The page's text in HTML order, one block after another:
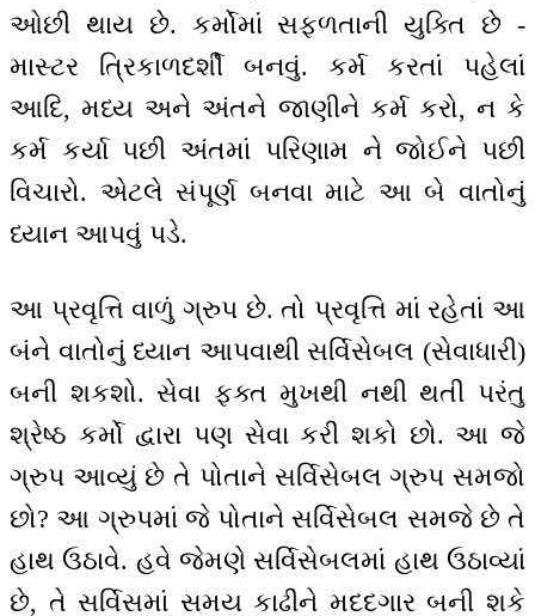
ઓછી થાય છે. કર્મોમાં સફળતાની યુક્તિ છે -
માસ્ટર ત્રિકાળદર્શી બનવું. કર્મ કરતાં પહેલાં
આદિ, મધ્ય અને અંતને જાણીને કર્મ કરો, ન કે
કર્મ કર્યા પછી અંતમાં પરિણામ ને જોઈને પછી
વિચારો. એટલે સંપૂર્ણ બનવા માટે આ બે વાતોનું
ધ્યાન આપવું પડે.
આ પ્રવૃત્તિ વાળું ગ્રુપ છે. તો પ્રવૃત્તિ માં રહેતાં આ
બંને વાતોનું ધ્યાન આપવાથી સર્વિસેબલ (સેવાધારી)
બની શકશો. સેવા ફક્ત મુખથી નથી થતી પરંતુ
શ્રેષ્ઠ કર્મો દ્વારા પણ સેવા કરી શકો છો. આ જે
ગ્રુપ આવ્યું છે તે પોતાને સર્વિસેબલ ગ્રુપ સમજો
છો? આ ગ્રુપમાં જે પોતાને સર્વિસેબલ સમજે છે તે
હાથ ઉઠાવે. હવે જેમણે સર્વિસેબલમાં હાથ ઉઠાવ્યાં
છે, તે સર્વિસમાં સમય કાઢીને મદદગાર બની શકે